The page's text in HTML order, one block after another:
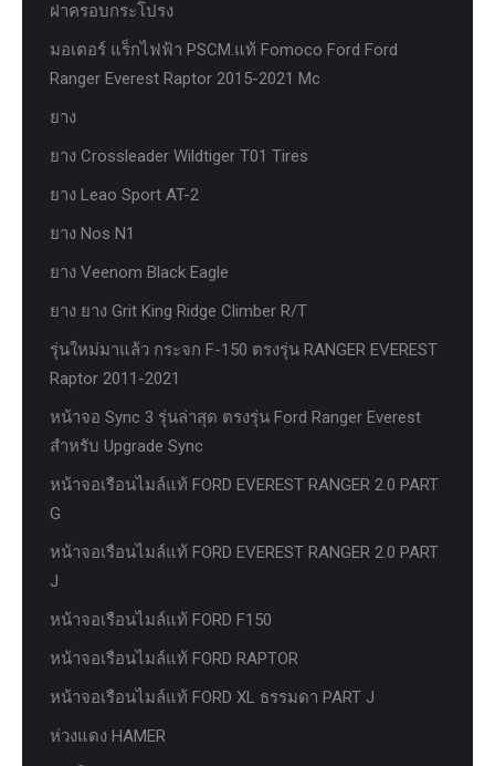
ฝาครอบกระโปรง
มอเตอร์ แร็กไฟฟ้า PSCM.แท้ Fomoco Ford Ford
Ranger Everest Raptor 2015-2021 Mc
ยาง
ยาง Crossleader Wildtiger T01 Tires
ยาง Leao Sport AT-2
ยาง Nos N1
ยาง Veenom Black Eagle
ยาง ยาง Grit King Ridge Climber R/T
รุ่นใหม่มาแล้ว กระจก F-150 ตรงรุ่น RANGER EVEREST
Raptor 2011-2021
หน้าจอ Sync 3 รุ่นล่าสุด ตรงรุ่น Ford Ranger Everest
สำหรับ Upgrade Sync
หน้าจอเรือนไมล์แท้ FORD EVEREST RANGER 2.0 PART
G
หน้าจอเรือนไมล์แท้ FORD EVEREST RANGER 2.0 PART
J
หน้าจอเรือนไมล์แท้ FORD F150
หน้าจอเรือนไมล์แท้ FORD RAPTOR
หน้าจอเรือนไมล์แท้ FORD XL ธรรมดา PART J
ห่วงแดง HAMER